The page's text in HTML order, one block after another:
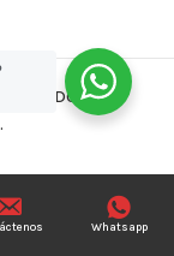
| TODOS LOS
Whatsapp